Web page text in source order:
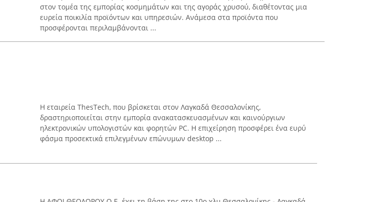
στον τομέα της εμπορίας κοσμημάτων και της αγοράς χρυσού, διαθέτοντας μια
ευρεία ποικιλία προϊόντων και υπηρεσιών. Ανάμεσα στα προϊόντα που
προσφέρονται περιλαμβάνονται ...
Η εταιρεία ThesTech, που βρίσκεται στον Λαγκαδά Θεσσαλονίκης,
δραστηριοποιείται στην εμπορία ανακατασκευασμένων και καινούργιων
ηλεκτρονικών υπολογιστών και φορητών PC. Η επιχείρηση προσφέρει ένα ευρύ
φάσμα προσεκτικά επιλεγμένων επώνυμων desktop ...